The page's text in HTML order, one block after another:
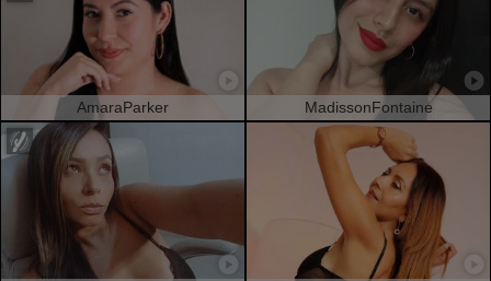
AmaraParker MadissonFontaine